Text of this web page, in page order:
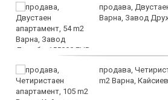
продава,
Варна, Завод
продава,
m2 Варна,